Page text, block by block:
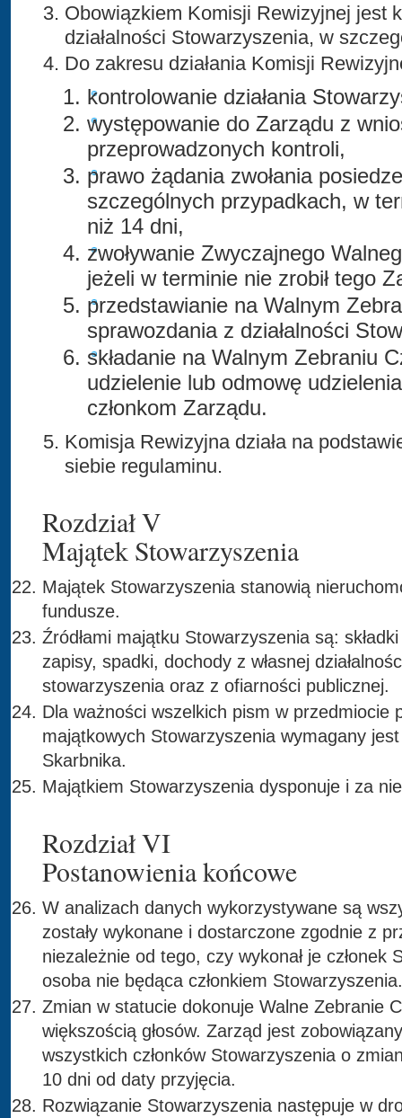
Obowiązkiem Komisji Rewizyjnej jest
działalności Stowarzyszenia, w
Do zakresu działania Komisji
kontrolowanie działania
występowanie do Zarządu z
przeprowadzonych kontroli,
prawo żądania zwołania
szczególnych przypadkach, w
niż 14 dni,
zwoływanie Zwyczajnego
jeżeli w terminie nie zrobił tego
przedstawianie na Walnym
sprawozdania z działalności
składanie na Walnym Zebraniu
udzielenie lub odmowę
członkom Zarządu.
Komisja Rewizyjna działa na
siebie regulaminu.
Rozdział V
Majątek Stowarzyszenia
Majątek Stowarzyszenia stanowią
fundusze.
Źródłami majątku Stowarzyszenia są:
zapisy, spadki, dochody z własnej
stowarzyszenia oraz z ofiarności publicznej.
Dla ważności wszelkich pism w przedmiocie
majątkowych Stowarzyszenia wymagany
Skarbnika.
Majątkiem Stowarzyszenia dysponuje i za
Rozdział VI
Postanowienia końcowe
W analizach danych wykorzystywane są
zostały wykonane i dostarczone zgodnie z
niezależnie od tego, czy wykonał je członek
osoba nie będąca członkiem Stowarzyszenia.
Zmian w statucie dokonuje Walne Zebranie
większością głosów. Zarząd jest
wszystkich członków Stowarzyszenia o
10 dni od daty przyjęcia.
Rozwiązanie Stowarzyszenia następuje w